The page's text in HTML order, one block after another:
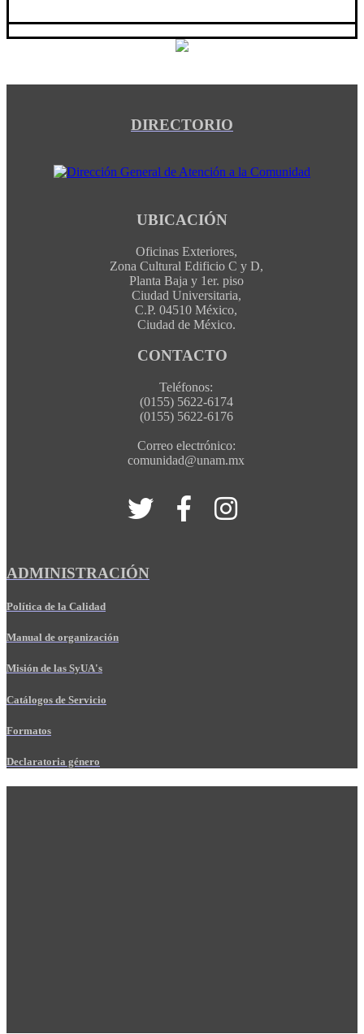
DIRECTORIO
UBICACIÓN
Oficinas Exteriores,
Zona Cultural Edificio C y D,
Planta Baja y 1er. piso
Ciudad Universitaria,
C.P. 04510 México,
Ciudad de México.
CONTACTO
Teléfonos:
(0155) 5622-6174
(0155) 5622-6176
Correo electrónico:
comunidad@unam.mx
ADMINISTRACIÓN
Política de la Calidad
Manual de organización
Misión de las SyUA's
Catálogos de Servicio
Formatos
Declaratoria género